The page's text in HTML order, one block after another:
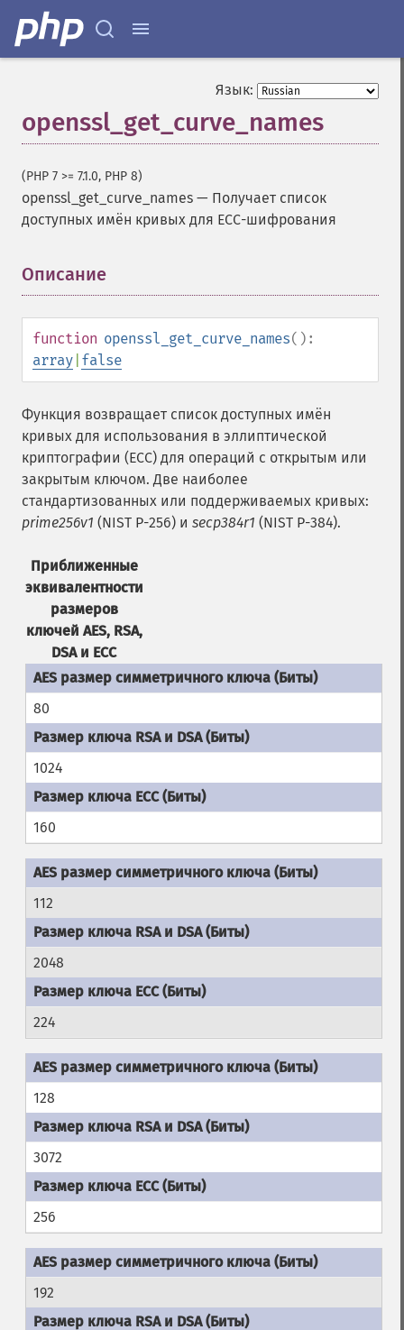
Язык:
openssl_get_curve_names
(PHP 7 >= 7.1.0, PHP 8)
openssl_get_curve_names — Получает список
доступных имён кривых для ECC-шифрования
Описание
function openssl_get_curve_names():
array false
Функция возвращает список доступных имён
кривых для использования в эллиптической
криптографии (ECC) для операций с открытым или
закрытым ключом. Две наиболее
стандартизованных или поддерживаемых кривых:
prime256v1 (NIST P-256) и secp384r1 (NIST P-384).
Приближенные
эквивалентности
размеров
ключей AES, RSA,
DSA и ECC
80
1024
160
112
2048
224
128
3072
256
192